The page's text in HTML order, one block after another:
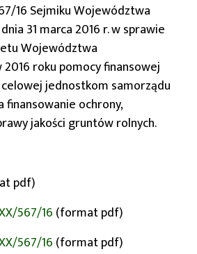
16 Sejmiku Województwa
31 marca 2016 r. w sprawie
Województwa
roku pomocy finansowej
jednostkom samorządu
ochrony,
jakości gruntów rolnych.
pdf)
567/16 (format pdf)
567/16 (format pdf)